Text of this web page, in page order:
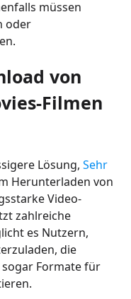
müssen
oder
von
Filmen
Lösung, Sehr
Herunterladen von
Video-
zahlreiche
es Nutzern,
die
Formate für